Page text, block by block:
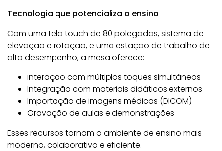
Tecnologia que potencializa o ensino
Com uma tela touch de 80 polegadas, sistema de
elevação e rotação, e uma estação de trabalho de
alto desempenho, a mesa oferece:
Interação com múltiplos toques simultâneos
Integração com materiais didáticos externos
Importação de imagens médicas (DICOM)
Gravação de aulas e demonstrações
Esses recursos tornam o ambiente de ensino mais
moderno, colaborativo e eficiente.